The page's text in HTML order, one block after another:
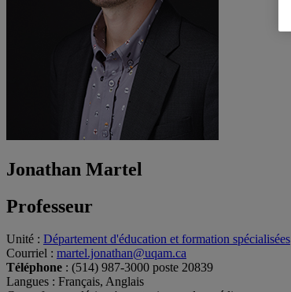
Jonathan Martel
Professeur
Unité : Département d'éducation et formation spécialisées
Courriel : martel.jonathan@uqam.ca
Téléphone : (514) 987-3000 poste 20839
Langues : Français, Anglais